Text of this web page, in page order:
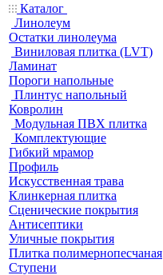
Каталог
Линолеум
Остатки линолеума
Виниловая плитка (LVT)
Ламинат
Пороги напольные
Плинтус напольный
Ковролин
Модульная ПВХ плитка
Комплектующие
Гибкий мрамор
Профиль
Искусственная трава
Клинкерная плитка
Сценические покрытия
Антисептики
Уличные покрытия
Плитка полимернопесчаная
Ступени